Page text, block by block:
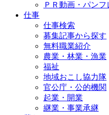
ＰＲ動画・パンフ
仕事
仕事検索
募集記事から探す
無料職業紹介
農業・林業・漁業
福祉
地域おこし協力隊
官公庁・公的機関
起業・開業
継業・事業承継